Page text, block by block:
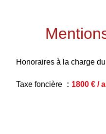
Honoraires à la charge
Taxe foncière 1800 € /